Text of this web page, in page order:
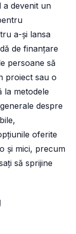
a devenit un
a-și lansa
de finanțare
persoane să
proiect sau o
la metodele
despre
oferite
și mici, precum
să sprijine